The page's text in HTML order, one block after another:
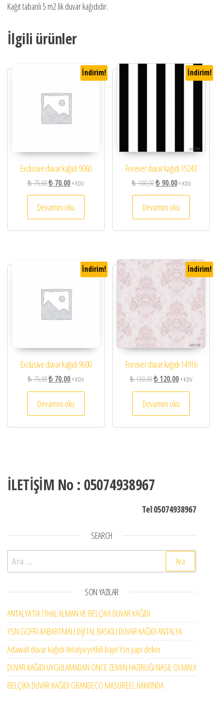
Kağıt tabanlı 5 m2 lik duvar kağıdıdır.
İlgili ürünler
İndirim!
Exclusive duvar kağıdı 9060
₺75,00Orijinal fiyat: ₺ 75,00.
₺ 70,00Şu andaki fiyat: ₺ 70,00.
+ KDV
Devamını oku
İndirim!
Forever duvar kağıdı 15243
₺100,00Orijinal fiyat: ₺ 100,00.
₺90,00Şu andaki fiyat:
+ KDV
Devamını oku
İndirim!
Exclusive duvar kağıdı 9600
₺75,00Orijinal fiyat: ₺ 75,00.
₺ 70,00Şu andaki fiyat: ₺ 70,00.
+ KDV
Devamını oku
İndirim!
Forever duvar kağıdı 14916
₺130,00Orijinal fiyat: ₺ 130,00.
₺120,00Şu andaki
+ KDV
Devamını oku
İLETİŞİM No : 05074938967
Tel:05074938967
SEARCH
Arama:
SON YAZILAR
ANTALYA’DA İTHAL ALMAN VE BELÇİKA DUVAR KAĞIDI .
YSN GOFRİ KABARTMALI DİJİTAL BASKILI DUVAR KAĞIDI ANTALYA
Adawall duvar kağıdı Antalya yetkili bayii Ysn yapı dekor
DUVAR KAĞIDI UYGULAMADAN ÖNCE ZEMİN HAZIRLIĞI NASIL OLMALI!
BELÇİKA DUVAR KAĞIDI GRANDECO MASUREEL HAKKINDA